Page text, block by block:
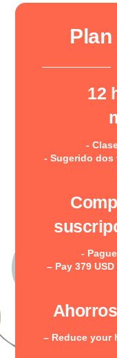
12
-
- Sugerido dos
-
– Pay 379
– Reduce your